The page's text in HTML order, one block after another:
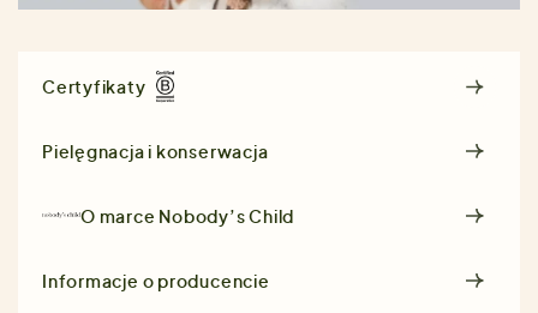
Certyfikaty
Pielęgnacja i konserwacja
O marce Nobody’s Child
Informacje o producencie